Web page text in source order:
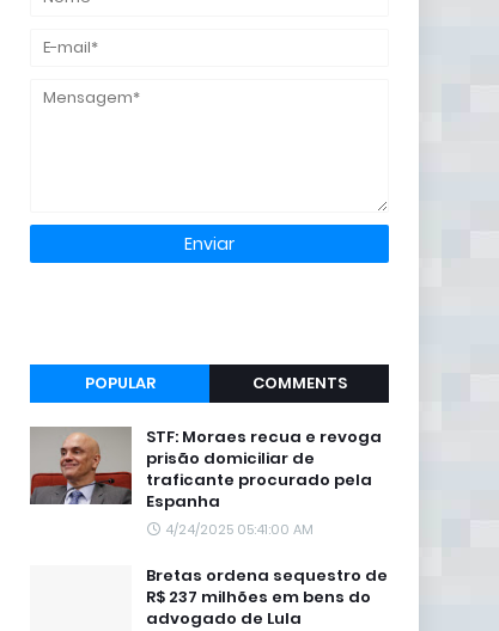
POPULAR COMMENTS
STF: Moraes recua e revoga
prisão domiciliar de
traficante procurado pela
Espanha
4/24/2025 05:41:00 AM
Bretas ordena sequestro de
R$ 237 milhões em bens do
advogado de Lula